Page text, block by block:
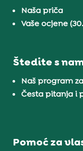
Naša priča
Vaše ocjene
Štedite s
Naš program
Česta pitanja i
Pomoć za